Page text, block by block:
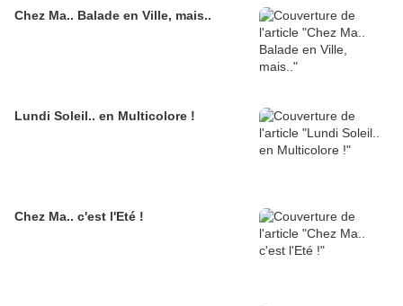
Chez Ma.. Balade en Ville, mais..
Lundi Soleil.. en Multicolore !
Chez Ma.. c'est l'Eté !